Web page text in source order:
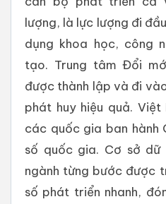
lượng, là lực lượng đi
dụng khoa học, công
tạo. Trung tâm Đổi
được thành lập và đi
phát huy hiệu quả.
các quốc gia ban hành
số quốc gia. Cơ sở dữ
ngành từng bước được
số phát triển nhanh,